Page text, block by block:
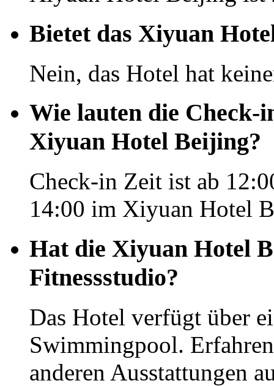
Bietet das Xiyuan
Nein, das Hotel hat
Wie lauten die Check-
Xiyuan Hotel Beijing?
Check-in Zeit ist ab
14:00 im Xiyuan Hotel
Hat die Xiyuan Hotel
Fitnessstudio?
Das Hotel verfügt über
Swimmingpool.
anderen Ausstattungen